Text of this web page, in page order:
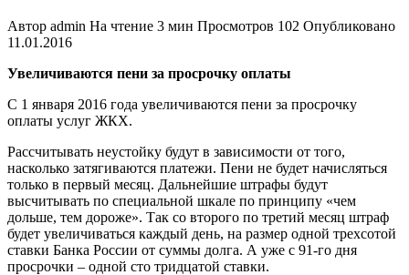
Автор admin На чтение 3 мин Просмотров 102 Опубликовано
11.01.2016
Увеличиваются пени за просрочку оплаты
С 1 января 2016 года увеличиваются пени за просрочку
оплаты услуг ЖКХ.
Рассчитывать неустойку будут в зависимости от того,
насколько затягиваются платежи. Пени не будет начисляться
только в первый месяц. Дальнейшие штрафы будут
высчитывать по специальной шкале по принципу «чем
дольше, тем дороже». Так со второго по третий месяц штраф
будет увеличиваться каждый день, на размер одной трехсотой
ставки Банка России от суммы долга. А уже с 91-го дня
просрочки – одной сто тридцатой ставки.